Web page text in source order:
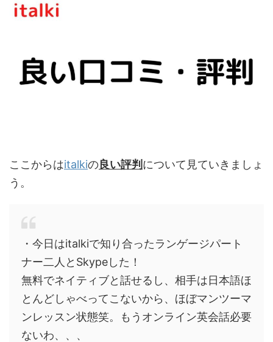
ここからはitalkiの良い評判 について見ていきましょ
う。
・今日はitalkiで知り合ったランゲージパート
ナー二人とSkypeした！
無料でネイティブと話せるし、相手は日本語ほ
とんどしゃべってこないから、ほぼマンツーマ
ンレッスン状態笑。もうオンライン英会話必要
ないわ、、、